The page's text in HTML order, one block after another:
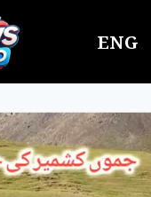
to
content
ENG